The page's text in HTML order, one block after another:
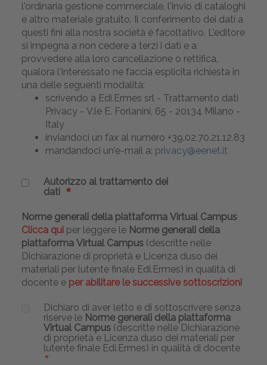
l'ordinaria gestione commerciale, l'invio di cataloghi
e altro materiale gratuito. Il conferimento dei dati a
questi fini alla nostra società è facoltativo. L'editore
si impegna a non cedere a terzi i dati e a
provvedere alla loro cancellazione o rettifica,
qualora l'interessato ne faccia esplicita richiesta in
una delle seguenti modalità:
scrivendo a Edi.Ermes srl - Trattamento dati
Privacy - V.le E. Forlanini, 65 - 20134 Milano -
Italy
inviandoci un fax al numero +39.02.70.21.12.83
mandandoci un'e-mail a: privacy@eenet.it
Autorizzo al trattamento dei
dati
Norme generali della piattaforma Virtual Campus
Clicca qui per leggere le Norme generali della
piattaforma Virtual Campus(descritte nelle
Dichiarazione di proprietà e Licenza duso dei
materiali per lutente finale Edi.Ermes) in qualità di
docente e per abilitare le successive sottoscrizioni
Dichiaro di aver letto e di sottoscrivere senza
riserve le Norme generali della piattaforma
Virtual Campus(descritte nelle Dichiarazione
di proprietà e Licenza duso dei materiali per
lutente finale Edi.Ermes) in qualità di docente